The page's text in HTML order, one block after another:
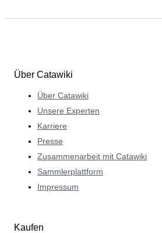
Über Catawiki
Über Catawiki
Unsere Experten
Karriere
Presse
Zusammenarbeit mit Catawiki
Sammlerplattform
Impressum
Kaufen